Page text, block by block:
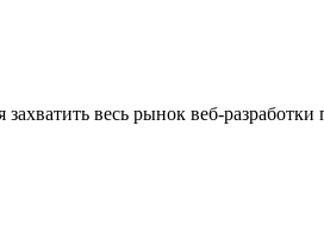
весь рынок веб-